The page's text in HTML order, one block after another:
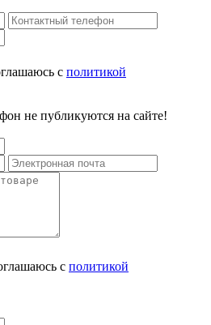
с политикой
не публикуются на сайте!
с политикой